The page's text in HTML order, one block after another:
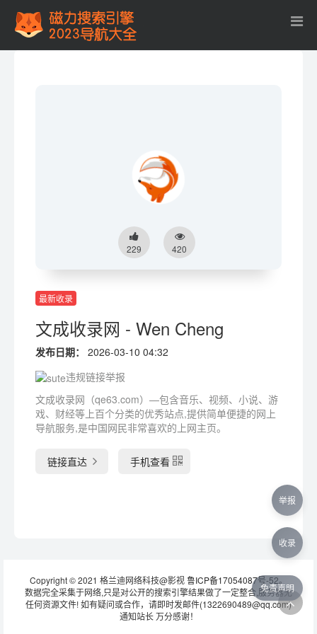
229 420
最新收录
文成收录网 - Wen Cheng
发布日期：
2026-03-10 04:32
违规链接举报
文成收录网（qe63.com）—包含音乐、视频、小说、游
戏、财经等上百个分类的优秀站点,提供简单便捷的网上
导航服务,是中国网民非常喜欢的上网主页。
链接直达 手机查看
Copyright © 2021 格兰迪网络科技@影视鲁ICP备17054087号-52。
数据完全采集于网络,只是对公开的搜索引擎结果做了一定整合,服务器无
任何资源文件! 如有疑问或合作，请即时发邮件(1322690489@qq.com)
通知站长 万分感谢！
免责声明
举报
收录